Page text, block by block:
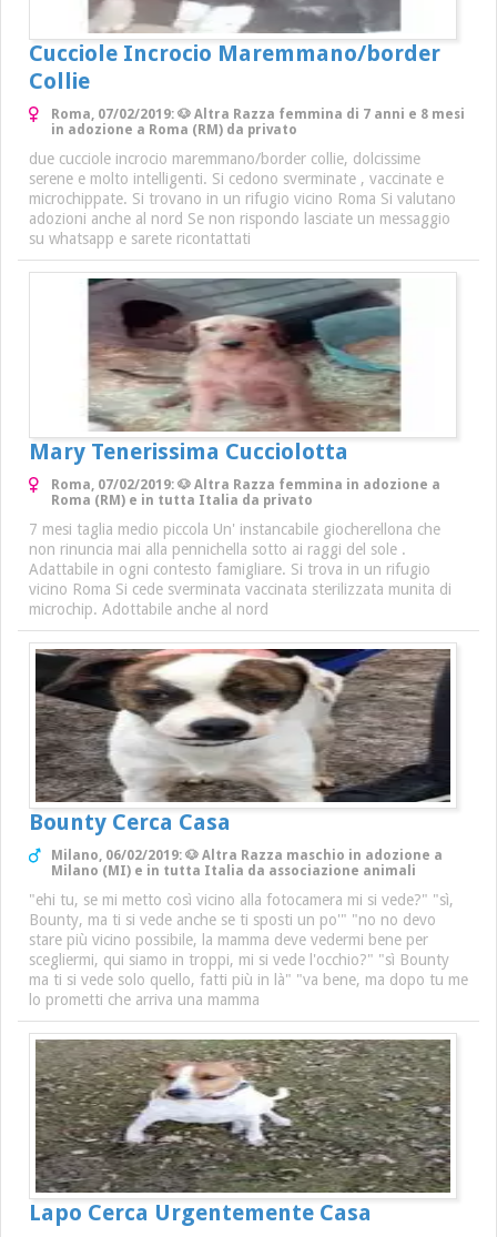
Cucciole Incrocio Maremmano/border
Collie
Roma, 07/02/2019: 🐶 Altra Razza femmina di 7 anni e 8 mesi
in adozione a Roma (RM) da privato
due cucciole incrocio maremmano/border collie, dolcissime
serene e molto intelligenti. Si cedono sverminate , vaccinate e
microchippate. Si trovano in un rifugio vicino Roma Si valutano
adozioni anche al nord Se non rispondo lasciate un messaggio
su whatsapp e sarete ricontattati
Mary Tenerissima Cucciolotta
Roma, 07/02/2019: 🐶 Altra Razza femmina in adozione a
Roma (RM) e in tutta Italia da privato
7 mesi taglia medio piccola Un' instancabile giocherellona che
non rinuncia mai alla pennichella sotto ai raggi del sole .
Adattabile in ogni contesto famigliare. Si trova in un rifugio
vicino Roma Si cede sverminata vaccinata sterilizzata munita di
microchip. Adottabile anche al nord
Bounty Cerca Casa
Milano, 06/02/2019: 🐶 Altra Razza maschio in adozione a
Milano (MI) e in tutta Italia da associazione animali
"ehi tu, se mi metto così vicino alla fotocamera mi si vede?" "sì,
Bounty, ma ti si vede anche se ti sposti un po'" "no no devo
stare più vicino possibile, la mamma deve vedermi bene per
scegliermi, qui siamo in troppi, mi si vede l'occhio?" "sì Bounty
ma ti si vede solo quello, fatti più in là" "va bene, ma dopo tu me
lo prometti che arriva una mamma
Lapo Cerca Urgentemente Casa